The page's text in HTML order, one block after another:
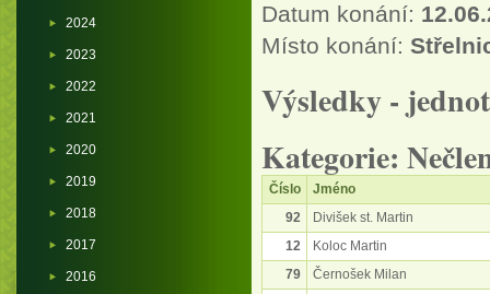
Datum konání:
Místo konání:
Výsledky -
Kategorie:
Číslo
Jméno
92
Divišek st. Martin
12
Koloc Martin
79
Černošek Milan
2024
2023
2022
2021
2020
2019
2018
2017
2016